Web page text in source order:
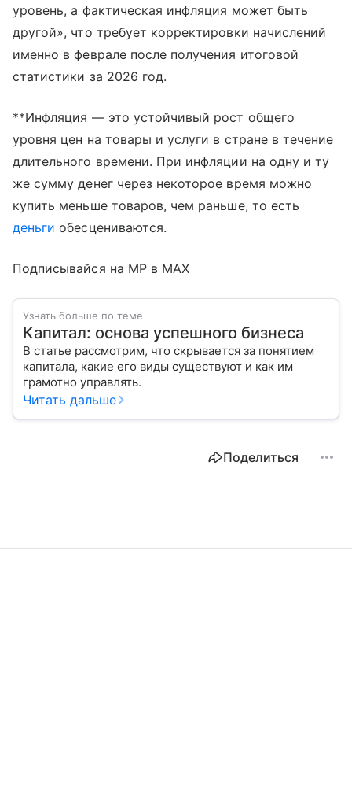
уровень, а фактическая инфляция может быть
другой», что требует корректировки начислений
именно в феврале после получения итоговой
статистики за 2026 год.
**Инфляция — это устойчивый рост общего
уровня цен на товары и услуги в стране в течение
длительного времени. При инфляции на одну и ту
же сумму денег через некоторое время можно
купить меньше товаров, чем раньше, то есть
деньги обесцениваются.
Подписывайся на MP в MAX
Узнать больше по теме
Капитал: основа успешного бизнеса
В статье рассмотрим, что скрывается за понятием
капитала, какие его виды существуют и как им
грамотно управлять.
Читать дальше
Поделиться